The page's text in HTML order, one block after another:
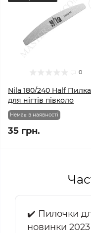
0
Nila 180/240 Half Пилка
для нігтів півколо
Немає в наявності
35 грн.
✔️ Пилочки
новинки